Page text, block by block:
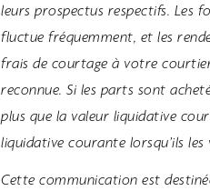
leurs prospectus respectifs. Les
fluctue fréquemment, et les
frais de courtage à votre courtier
reconnue. Si les parts sont
plus que la valeur liquidative
liquidative courante lorsqu’ils les
Cette communication est